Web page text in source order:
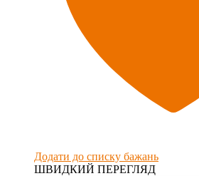
Додати до списку бажань
ШВИДКИЙ ПЕРЕГЛЯД